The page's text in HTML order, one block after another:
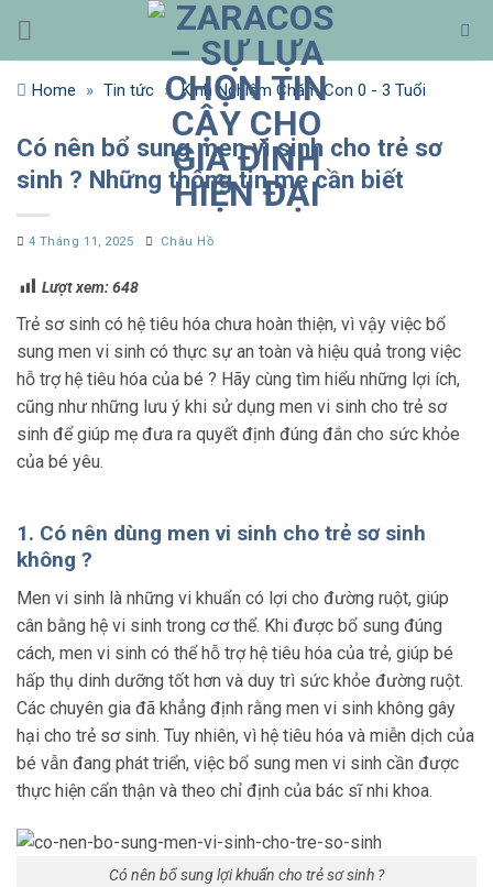
qua
nội
dungHome » Tin tức » Kinh Nghiệm Chăm Con 0 - 3 Tuổi
Có nên bổ sung men vi sinh cho trẻ sơ
sinh ? Những thông tin mẹ cần biết
4 Tháng 11, 2025 Châu Hồ
Lượt xem:648
Trẻ sơ sinh có hệ tiêu hóa chưa hoàn thiện, vì vậy việc bổ
sung men vi sinh có thực sự an toàn và hiệu quả trong việc
hỗ trợ hệ tiêu hóa của bé ? Hãy cùng tìm hiểu những lợi ích,
cũng như những lưu ý khi sử dụng men vi sinh cho trẻ sơ
sinh để giúp mẹ đưa ra quyết định đúng đắn cho sức khỏe
của bé yêu.
1. Có nên dùng men vi sinh cho trẻ sơ sinh
không ?
Men vi sinh là những vi khuẩn có lợi cho đường ruột, giúp
cân bằng hệ vi sinh trong cơ thể. Khi được bổ sung đúng
cách, men vi sinh có thể hỗ trợ hệ tiêu hóa của trẻ, giúp bé
hấp thụ dinh dưỡng tốt hơn và duy trì sức khỏe đường ruột.
Các chuyên gia đã khẳng định rằng men vi sinh không gây
hại cho trẻ sơ sinh. Tuy nhiên, vì hệ tiêu hóa và miễn dịch của
bé vẫn đang phát triển, việc bổ sung men vi sinh cần được
thực hiện cẩn thận và theo chỉ định của bác sĩ nhi khoa.
Có nên bổ sung lợi khuẩn cho trẻ sơ sinh ?